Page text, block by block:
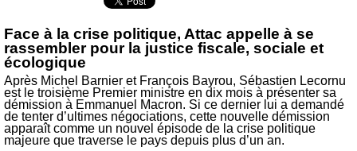
Face à la crise politique, Attac appelle à se
rassembler pour la justice fiscale, sociale et
écologique
Après Michel Barnier et François Bayrou, Sébastien Lecornu
est le troisième Premier ministre en dix mois à présenter sa
démission à Emmanuel Macron. Si ce dernier lui a demandé
de tenter d’ultimes négociations, cette nouvelle démission
apparaît comme un nouvel épisode de la crise politique
majeure que traverse le pays depuis plus d’un an.